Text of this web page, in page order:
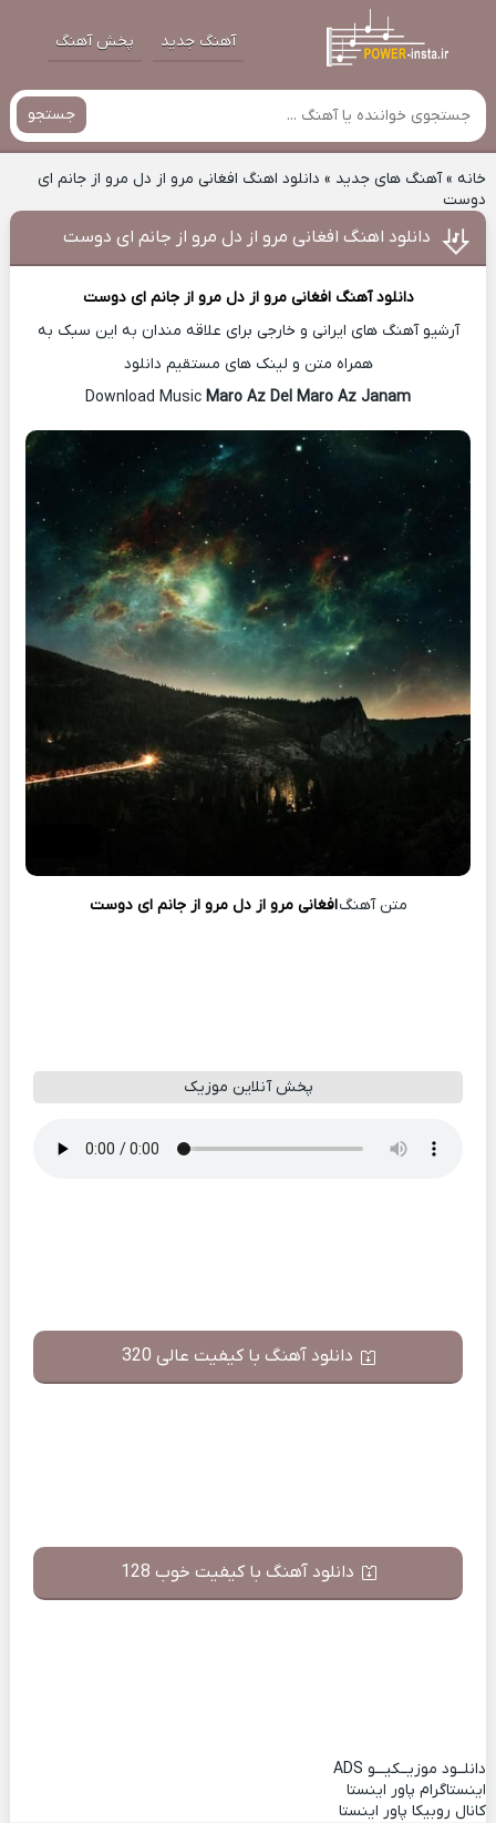
آهنگ جدید پخش آهنگ
جستجو
خانه»آهنگ های جدید » دانلود اهنگ افغانی مرو از دل مرو از جانم ای
دوست
دانلود اهنگ افغانی مرو از دل مرو از جانم ای دوست
دانلود آهنگ افغانی مرو از دل مرو از جانم ای دوست
آرشیو آهنگ های ایرانی و خارجی برای علاقه مندان به این سبک به
همراه متن و لینک های مستقیم دانلود
Download Music
Maro Az Del Maro Az Janam
متن آهنگافغانی مرو از دل مرو از جانم ای دوست
پخش آنلاین موزیک
دانلود آهنگ با کیفیت عالی 320
دانلود آهنگ با کیفیت خوب 128
دانلــود موزیــکیـــو ADS
اینستاگرام پاور اینستا
کانال روبیکا پاور اینستا